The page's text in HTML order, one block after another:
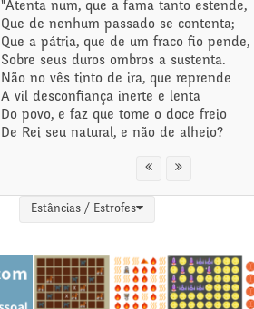
"Atenta num, que a fama tanto estende,
Que de nenhum passado se contenta;
Que a pátria, que de um fraco fio pende,
Sobre seus duros ombros a sustenta.
Não no vês tinto de ira, que reprende
A vil desconfiança inerte e lenta
Do povo, e faz que tome o doce freio
De Rei seu natural, e não de alheio?
Estâncias / Estrofes